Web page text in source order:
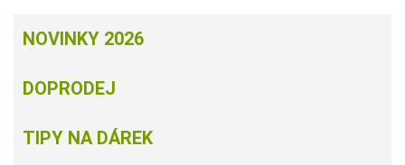
NOVINKY 2026
DOPRODEJ
TIPY NA DÁREK